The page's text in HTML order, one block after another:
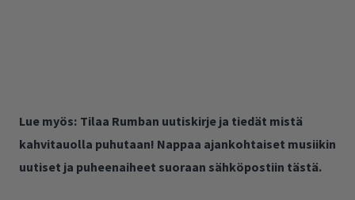
Lue myös: Tilaa Rumban uutiskirje ja tiedät mistä
kahvitauolla puhutaan! Nappaa ajankohtaiset musiikin
uutiset ja puheenaiheet suoraan sähköpostiin tästä.